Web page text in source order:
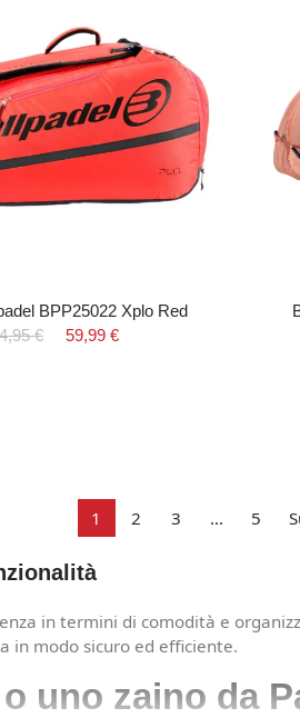
BPP25022 Xplo Red
€
59,99 €
1 2 3 … 5
in termini di comodità e
in modo sicuro ed efficiente.
uno zaino da